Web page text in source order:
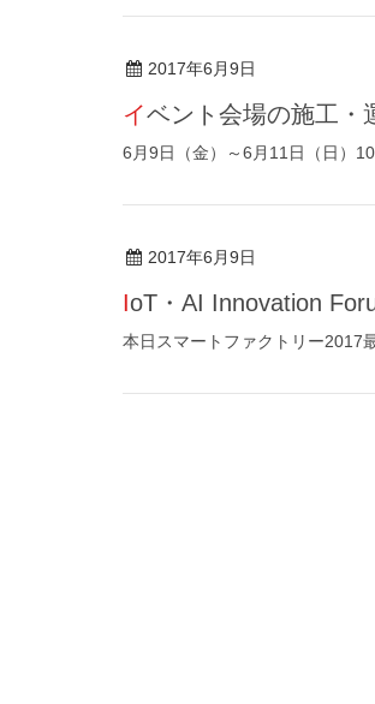
2017年6月9日
イベント会場の施工
6月9日（金）～6月11日（日）
2017年6月9日
IoT・AI Innovation
本日スマートファクトリー2017